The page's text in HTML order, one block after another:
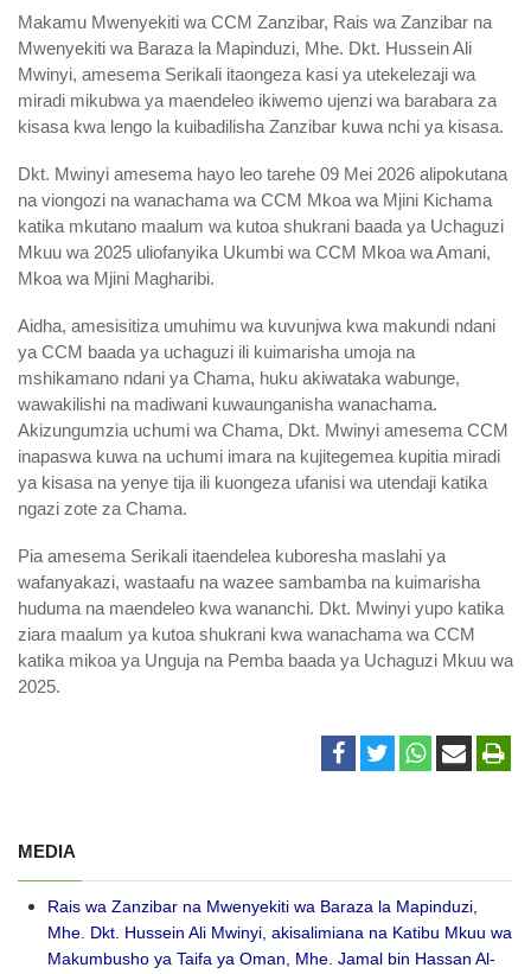
Makamu Mwenyekiti wa CCM Zanzibar, Rais wa Zanzibar na
Mwenyekiti wa Baraza la Mapinduzi, Mhe. Dkt. Hussein Ali
Mwinyi, amesema Serikali itaongeza kasi ya utekelezaji wa
miradi mikubwa ya maendeleo ikiwemo ujenzi wa barabara za
kisasa kwa lengo la kuibadilisha Zanzibar kuwa nchi ya kisasa.
Dkt. Mwinyi amesema hayo leo tarehe 09 Mei 2026 alipokutana
na viongozi na wanachama wa CCM Mkoa wa Mjini Kichama
katika mkutano maalum wa kutoa shukrani baada ya Uchaguzi
Mkuu wa 2025 uliofanyika Ukumbi wa CCM Mkoa wa Amani,
Mkoa wa Mjini Magharibi.
Aidha, amesisitiza umuhimu wa kuvunjwa kwa makundi ndani
ya CCM baada ya uchaguzi ili kuimarisha umoja na
mshikamano ndani ya Chama, huku akiwataka wabunge,
wawakilishi na madiwani kuwaunganisha wanachama.
Akizungumzia uchumi wa Chama, Dkt. Mwinyi amesema CCM
inapaswa kuwa na uchumi imara na kujitegemea kupitia miradi
ya kisasa na yenye tija ili kuongeza ufanisi wa utendaji katika
ngazi zote za Chama.
Pia amesema Serikali itaendelea kuboresha maslahi ya
wafanyakazi, wastaafu na wazee sambamba na kuimarisha
huduma na maendeleo kwa wananchi. Dkt. Mwinyi yupo katika
ziara maalum ya kutoa shukrani kwa wanachama wa CCM
katika mikoa ya Unguja na Pemba baada ya Uchaguzi Mkuu wa
2025.
MEDIA
Rais wa Zanzibar na Mwenyekiti wa Baraza la Mapinduzi,
Mhe. Dkt. Hussein Ali Mwinyi, akisalimiana na Katibu Mkuu wa
Makumbusho ya Taifa ya Oman, Mhe. Jamal bin Hassan Al-